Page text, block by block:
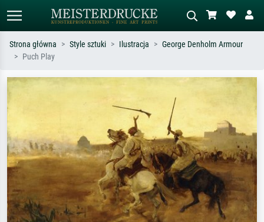
impresjonizm, fala Hokusaia, akt.
abstrakcja z czerwienią, ciemny olej,
stojący akt obok drzewa.
Strona główna Style sztuki Ilustracja
George Denholm Armour
Puch Play